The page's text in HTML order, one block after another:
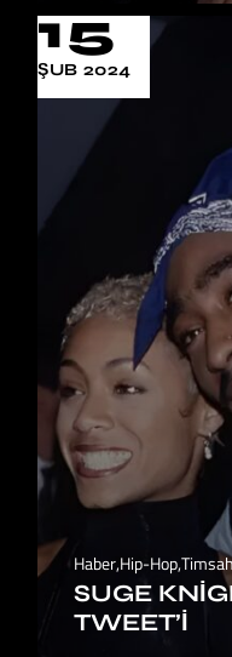
15
ŞUB 2024
Haber,Hip-Hop,
SUGE
TWEET’I